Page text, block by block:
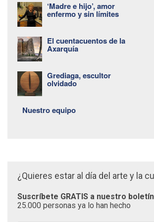
‘Madre e hijo’, amor
enfermo y sin límites
El cuentacuentos de la
Axarquía
Grediaga, escultor
olvidado
Nuestro equipo
¿Quieres estar al día del arte y la
Suscríbete GRATIS a nuestro
25.000 personas ya lo han hecho